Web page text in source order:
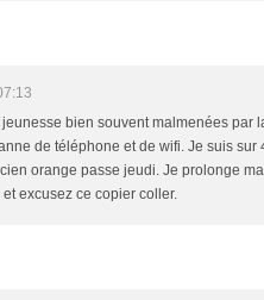
bien souvent malmenées par
de téléphone et de wifi. Je suis sur
orange passe jeudi. Je prolonge
excusez ce copier coller.